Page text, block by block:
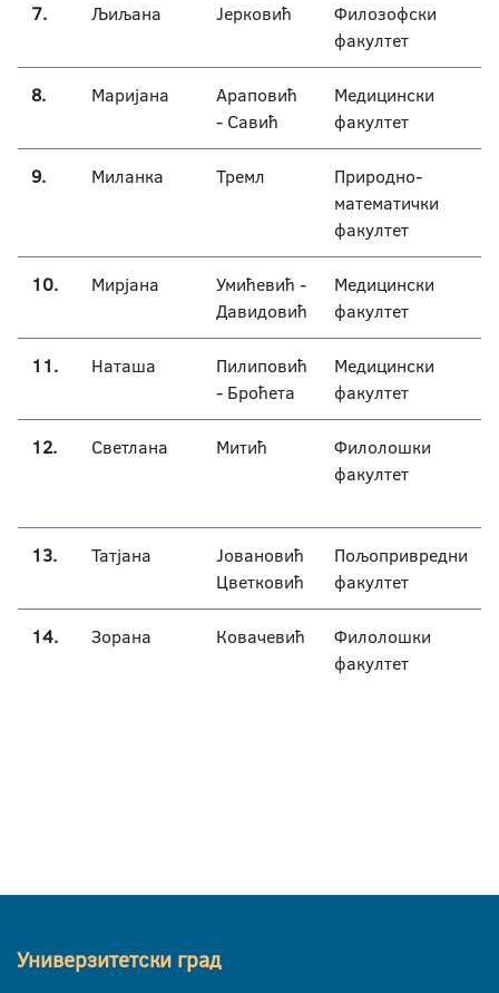
7. Љиљана Јерковић
Филозофски
факултет
8. Маријана
Араповић
- Савић
Медицински
факултет
9. Миланка Тремл
Природно-
математички
факултет
10. Мирјана
Умићевић -
Давидовић
Медицински
факултет
11. Наташа
Пилиповић
- Броћета
Медицински
факултет
12. Светлана Митић
Филолошки
факултет
13. Татјана
Јовановић
Цветковић
Пољопривредни
факултет
14. Зорана Ковачевић
Филолошки
факултет
Универзитетски град